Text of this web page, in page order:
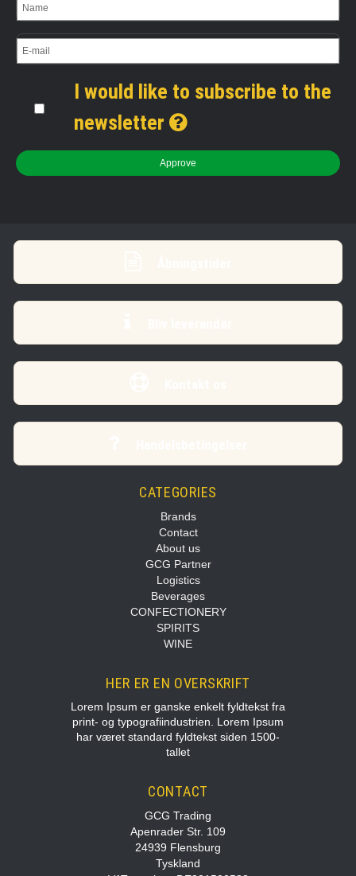
I would like to subscribe to the
newsletter
Approve
CATEGORIES
Brands
Contact
About us
GCG Partner
Logistics
Beverages
CONFECTIONERY
SPIRITS
WINE
HER ER EN OVERSKRIFT
Lorem Ipsum er ganske enkelt fyldtekst fra
print- og typografiindustrien. Lorem Ipsum
har været standard fyldtekst siden 1500-
tallet
CONTACT
GCG Trading
Apenrader Str. 109
24939 Flensburg
Tyskland